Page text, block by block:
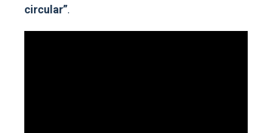
circular”.